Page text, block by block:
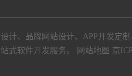
计、 品牌网站设计、 APP开发定制
式软件开发服务。
网站地图 京